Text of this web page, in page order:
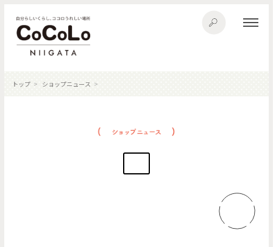
トップ ショップニュース